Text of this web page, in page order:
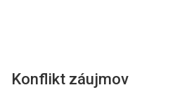
Konflikt záujmov